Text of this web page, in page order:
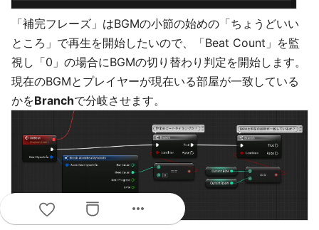
「補完フレーズ」はBGMの小節の始めの「ちょうどいい
ところ」で再生を開始したいので、「Beat Count」を監
視し「0」の場合にBGMの切り替わり判定を開始します。
現在のBGMとプレイヤーが現在いる部屋が一致している
かをBranchで分岐させます。
more_horiz